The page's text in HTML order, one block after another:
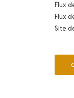
Flux
Flux
Site